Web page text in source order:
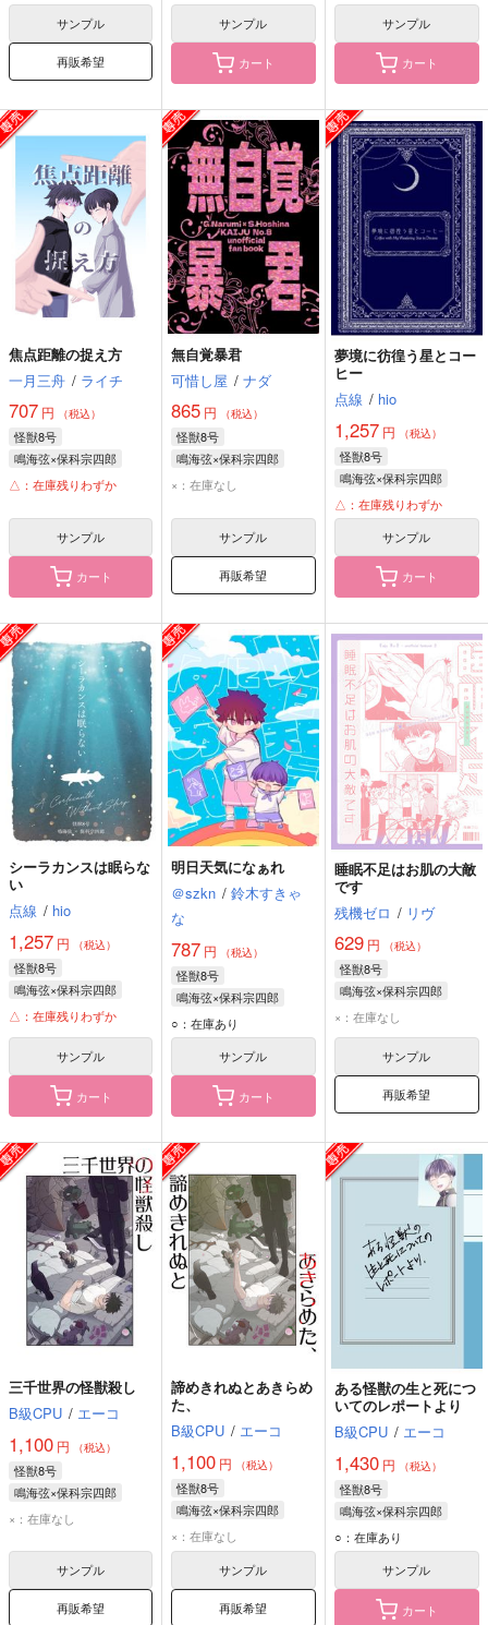
サンプル
再販希望
サンプル
カート
サンプル
カート
焦点距離の捉え方
一月三舟 / ライチ
707 円 （税込）
怪獣8号
鳴海弦×保科宗四郎
鳴海弦
保科宗四郎
△：在庫残りわずか
サンプル
カート
無自覚暴君
可惜し屋 / ナダ
865 円 （税込）
怪獣8号
鳴海弦×保科宗四郎
鳴海弦
保科宗四郎
×：在庫なし
サンプル
再販希望
夢境に彷徨う星とコー
ヒー
点線 / hio
1,257円 （税込）
怪獣8号
鳴海弦×保科宗四郎
鳴海弦
保科宗四郎
△：在庫残りわずか
サンプル
カート
シーラカンスは眠らな
い
点線 / hio
1,257 円 （税込）
怪獣8号
鳴海弦×保科宗四郎
鳴海弦
保科宗四郎
△：在庫残りわずか
サンプル
カート
明日天気になぁれ
＠szkn / 鈴木すきゃ
な
787 円 （税込）
怪獣8号
鳴海弦×保科宗四郎
鳴海弦
保科宗四郎
○：在庫あり
サンプル
カート
睡眠不足はお肌の大敵
です
残機ゼロ / リヴ
629円 （税込）
怪獣8号
鳴海弦×保科宗四郎
×：在庫なし
サンプル
再販希望
三千世界の怪獣殺し
B級CPU / エーコ
1,100 円 （税込）
怪獣8号
鳴海弦×保科宗四郎
鳴海弦
保科宗四郎
×：在庫なし
サンプル
再販希望
諦めきれぬとあきらめ
た、
B級CPU / エーコ
1,100 円 （税込）
怪獣8号
鳴海弦×保科宗四郎
鳴海弦
保科宗四郎
×：在庫なし
サンプル
再販希望
ある怪獣の生と死につ
いてのレポートより
B級CPU / エーコ
1,430円 （税込）
怪獣8号
鳴海弦×保科宗四郎
鳴海弦
保科宗四郎
○：在庫あり
サンプル
カート